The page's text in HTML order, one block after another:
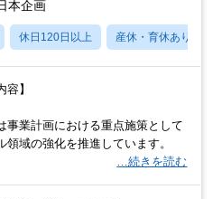
本企画
休日120日以上 産休・育休あり
容】
事業計画における重点施策として
領域の強化を推進しています。
…続きを読む